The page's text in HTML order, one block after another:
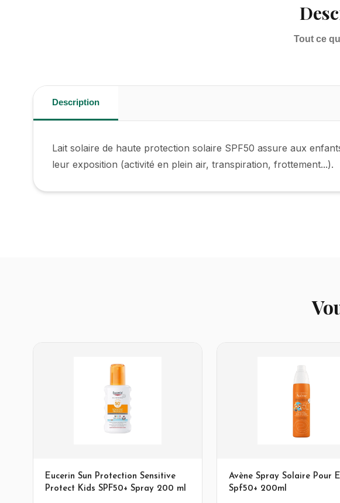
Tout ce
Description
Lait solaire de haute protection solaire SPF50 assure aux
leur exposition (activité en plein air, transpiration, frottement...).
Eucerin Sun Protection Sensitive
Protect Kids SPF50+ Spray 200 ml
Avène Spray Solaire Pour
Spf50+ 200ml